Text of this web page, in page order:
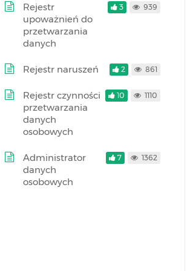
Rejestr
upoważnień do
przetwarzania
danych
3 939
Rejestr naruszeń 2 861
Rejestr czynności
przetwarzania
danych
osobowych
10 1110
Administrator
danych
osobowych
7 1362